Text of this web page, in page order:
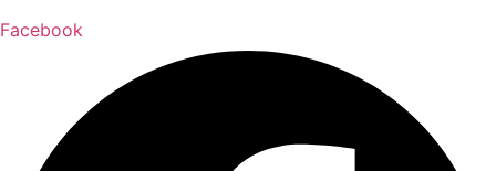
Facebook